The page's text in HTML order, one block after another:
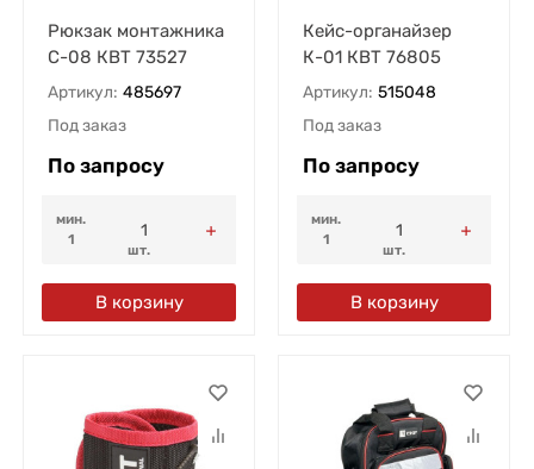
Рюкзак монтажника
С-08 КВТ 73527
Артикул: 485697
Под заказ
По запросу
мин.
1
шт.
В корзину
Кейс-органайзер
К-01 КВТ 76805
Артикул: 515048
Под заказ
По запросу
мин.
1
шт.
В корзину